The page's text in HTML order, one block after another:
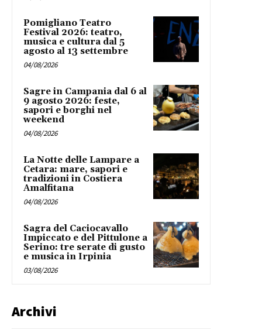
Pomigliano Teatro
Festival 2026: teatro,
musica e cultura dal 5
agosto al 13 settembre
04/08/2026
Sagre in Campania dal 6 al
9 agosto 2026: feste,
sapori e borghi nel
weekend
04/08/2026
La Notte delle Lampare a
Cetara: mare, sapori e
tradizioni in Costiera
Amalfitana
04/08/2026
Sagra del Caciocavallo
Impiccato e del Pittulone a
Serino: tre serate di gusto
e musica in Irpinia
03/08/2026
Archivi